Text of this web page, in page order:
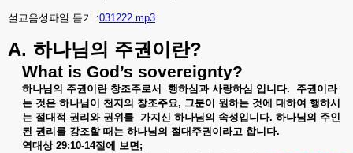
설교음성파일 듣기 :031222.mp3
A. 하나님의 주권이란?
What is God’s sovereignty?
하나님의 주권이란 창조주로서 행하심과 사랑하심 입니다.
주권이라
는 것은 하나님이 천지의 창조주요, 그분이 원하는 것에 대하여 행하시
는 절대적 권리와 권위를 가지신 하나님의 속성입니다. 하나님의 주인
된 권리를 강조할 때는 하나님의 절대주권이라고 합니다.
역대상 29:10-14절에 보면;